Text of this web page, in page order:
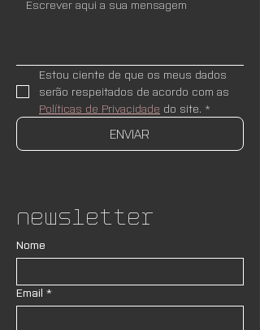
Estou ciente de que os meus dados
Políticas de Privacidade do site. *
ENVIAR
Newsletter
Nome
Email *